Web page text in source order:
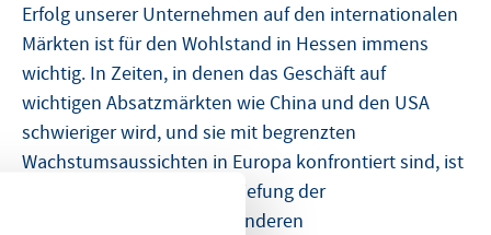
Erfolg unserer Unternehmen auf den internationalen
Märkten ist für den Wohlstand in Hessen immens
wichtig. In Zeiten, in denen das Geschäft auf
wichtigen Absatzmärkten wie China und den USA
schwieriger wird, und sie mit begrenzten
Wachstumsaussichten in Europa konfrontiert sind, ist
es umso wichtiger, die Vertiefung der
Handelsbeziehungen mit anderen